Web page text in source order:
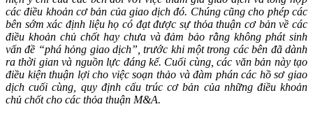
các điều khoản cơ bản của giao dịch đó. Chúng cũng cho phép các
bên sớm xác định liệu họ có đạt được sự thỏa thuận cơ bản về các
điều khoản chủ chốt hay chưa và đảm bảo rằng không phát sinh
vấn đề “phá hỏng giao dịch”, trước khi một trong các bên đã dành
ra thời gian và nguồn lực đáng kể. Cuối cùng, các văn bản này tạo
điều kiện thuận lợi cho việc soạn thảo và đàm phán các hồ sơ giao
dịch cuối cùng, quy định cấu trúc cơ bản của những điều khoản
chủ chốt cho các thỏa thuận M&A.